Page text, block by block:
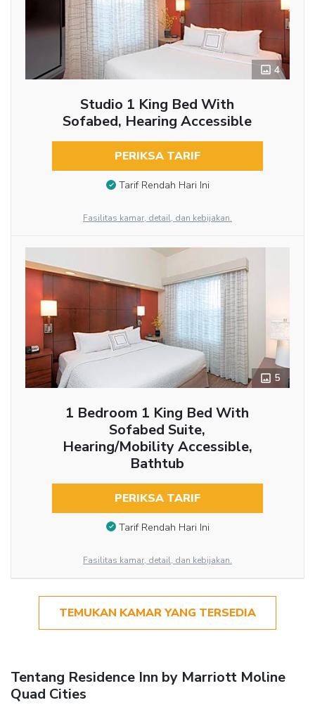
4
Studio 1 King Bed With
Sofabed, Hearing Accessible
PERIKSA TARIF
Tarif Rendah Hari Ini
Fasilitas kamar, detail, dan kebijakan.
5
1 Bedroom 1 King Bed With
Sofabed Suite,
Hearing/Mobility Accessible,
Bathtub
PERIKSA TARIF
Tarif Rendah Hari Ini
Fasilitas kamar, detail, dan kebijakan.
TEMUKAN KAMAR YANG TERSEDIA
Tentang Residence Inn by Marriott Moline
Quad Cities